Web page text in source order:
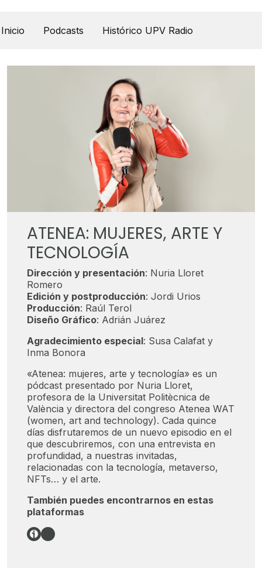
Inicio Podcasts Histórico UPV Radio
ATENEA: MUJERES, ARTE Y
TECNOLOGÍA
Dirección y presentación: Nuria Lloret
Romero
Edición y postproducción: Jordi Urios
Producción: Raúl Terol
Diseño Gráfico: Adrián Juárez
Agradecimiento especial: Susa Calafat y
Inma Bonora
«Atenea: mujeres, arte y tecnología» es un
pódcast presentado por Nuria Lloret,
profesora de la Universitat Politècnica de
València y directora del congreso Atenea WAT
(women, art and technology). Cada quince
días disfrutaremos de un nuevo episodio en el
que descubriremos, con una entrevista en
profundidad, a nuestras invitadas,
relacionadas con la tecnología, metaverso,
NFTs… y el arte.
También puedes encontrarnos en estas
plataformas
Enlace Spotify